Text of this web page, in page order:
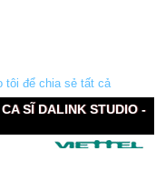
tôi để chia sẻ tất cả
SĨ DALINK STUDIO -